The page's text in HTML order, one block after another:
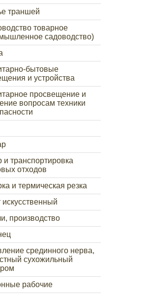
траншей
товарное
садоводство)
бытовые
и устройства
просвещение и
вопросам техники
и транспортировка
отходов
и термическая резка
искусственный
производство
срединного нерва,
сухожильный
рабочие